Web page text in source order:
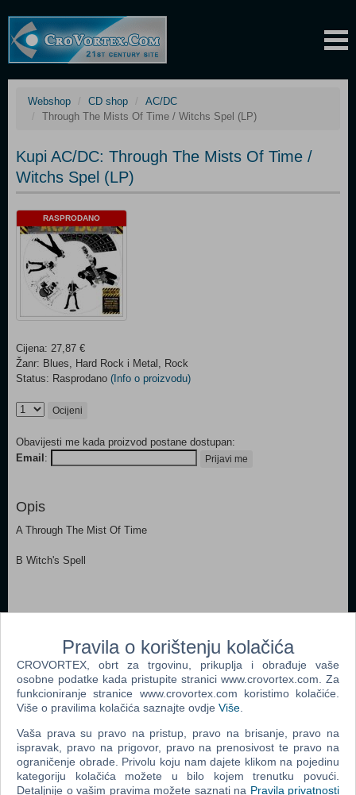
Webshop CD shop
AC/DC
Through The Mists Of Time / Witchs Spel (LP)
Kupi AC/DC: Through The Mists Of Time /
Witchs Spel (LP)
RASPRODANO
Cijena: 27,87 €
Žanr: Blues, Hard Rock i Metal, Rock
Status: Rasprodano (Info o proizvodu)
Ocijeni
Obavijesti me kada proizvod postane dostupan:
Email : Prijavi me
Opis
A Through The Mist Of Time
B Witch's Spell
Prljavo Kazalište: Devedeseta
Prljavo Kazalište
Prljavo Kazalište: Crno Bijeli Svijet
Prljavo Kazalište: Heroj Ulice
Prljavo Kazalište: Zaustavite Zemlju
Prljavo Kazalište: Rock Balade
Pravila o korištenju kolačića
CROVORTEX, obrt za trgovinu, prikuplja i obrađuje vaše
osobne podatke kada pristupite stranici www.crovortex.com. Za
funkcioniranje stranice www.crovortex.com koristimo kolačiće.
Više o pravilima kolačića saznajte ovdje Više
Vaša prava su pravo na pristup, pravo na brisanje, pravo na
ispravak, pravo na prigovor, pravo na prenosivost te pravo na
ograničenje obrade. Privolu koju nam dajete klikom na pojedinu
kategoriju kolačića možete u bilo kojem trenutku povući.
Detaljnije o vašim pravima možete saznati na Pravila privatnosti